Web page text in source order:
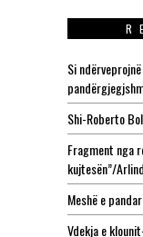
Si
Shi-Roberto
Fragment nga
kujtesën”/
Meshë e
Vdekja e